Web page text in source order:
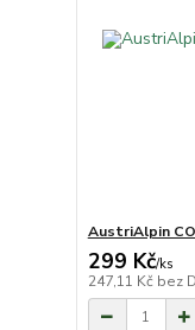
AustriAlpin
299 Kč/ks
247,11 Kč bez